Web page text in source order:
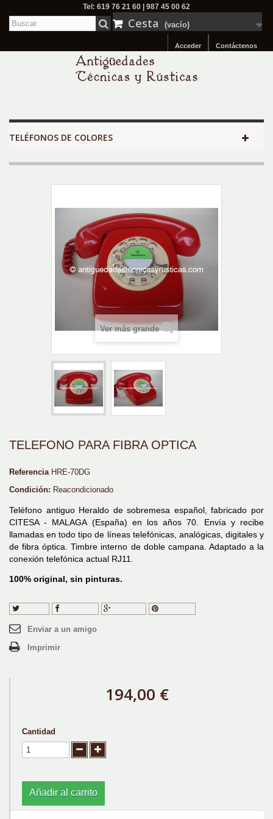
Tel: 619 76 21 60 | 987 45 00 62
Cesta (vacío)
Contáctenos
Acceder
TELÉFONOS DE COLORES
Ver más grande
TELEFONO PARA FIBRA OPTICA
Referencia HRE-70DG
Condición: Reacondicionado
Teléfono antiguo Heraldo de sobremesa español, fabricado por
CITESA - MALAGA (España) en los años 70. Envía y recibe
llamadas en todo tipo de líneas telefónicas, analógicas, digitales y
de fibra óptica. Timbre interno de doble campana. Adaptado a la
conexión telefónica actual RJ11.
100% original, sin pinturas.
Tuitear Compartir
Enviar a un amigo
Imprimir
194,00 €
Cantidad
Añadir al carrito